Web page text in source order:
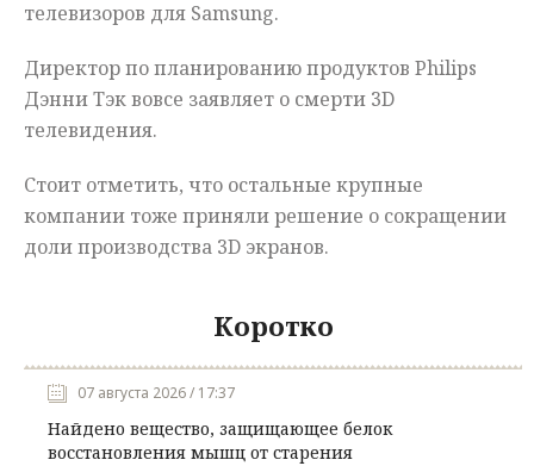
телевизоров для Samsung.
Директор по планированию продуктов Philips
Дэнни Тэк вовсе заявляет о смерти 3D
телевидения.
Стоит отметить, что остальные крупные
компании тоже приняли решение о сокращении
доли производства 3D экранов.
Коротко
07 августа 2026 / 17:37
Найдено вещество, защищающее белок
восстановления мышц от старения